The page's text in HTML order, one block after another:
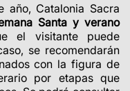
año, Catalonia Sacra
Santa y verano
el visitante puede
se recomendarán
con la figura de
por etapas que